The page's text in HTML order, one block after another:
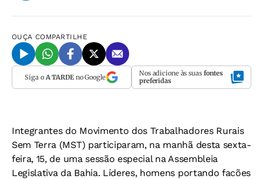
OUÇA COMPARTILHE
Siga o A TARDEno Google Nos adicione às suas fontes
preferidas
Integrantes do Movimento dos Trabalhadores Rurais
Sem Terra (MST) participaram, na manhã desta sexta-
feira, 15, de uma sessão especial na Assembleia
Legislativa da Bahia. Líderes, homens portando facões